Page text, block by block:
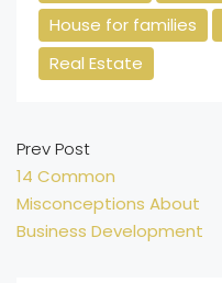
House for families
Real Estate
Prev Post
14 Common
Misconceptions About
Business Development